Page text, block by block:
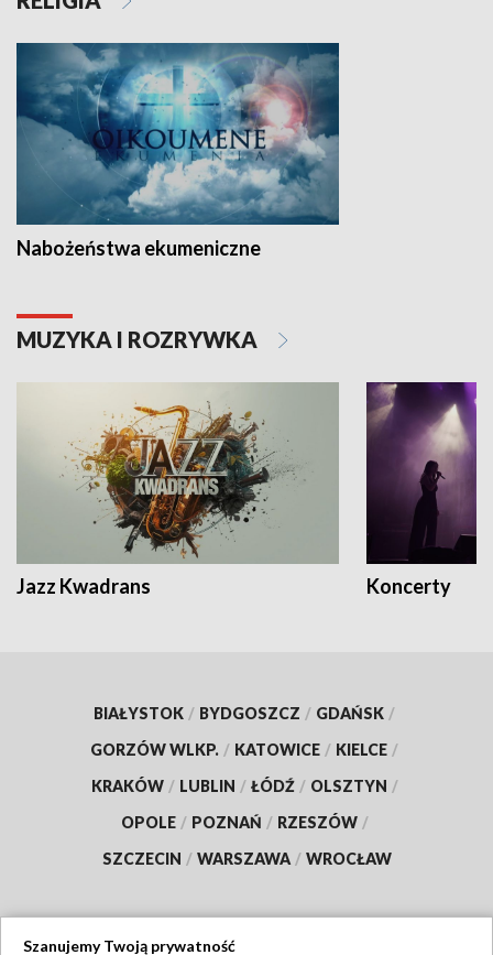
Nabożeństwa ekumeniczne
MUZYKA I ROZRYWKA
Jazz Kwadrans Koncerty
BIAŁYSTOK / BYDGOSZCZ / GDAŃSK /
GORZÓW WLKP. / KATOWICE / KIELCE /
KRAKÓW / LUBLIN / ŁÓDŹ / OLSZTYN /
OPOLE / POZNAŃ / RZESZÓW /
SZCZECIN / WARSZAWA / WROCŁAW
Szanujemy Twoją prywatność